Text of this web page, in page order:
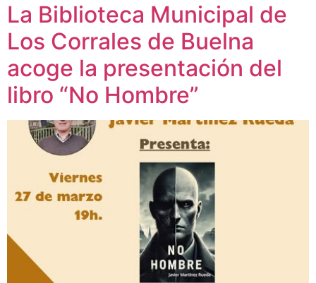
La Biblioteca Municipal de
Los Corrales de Buelna
acoge la presentación del
libro “No Hombre”